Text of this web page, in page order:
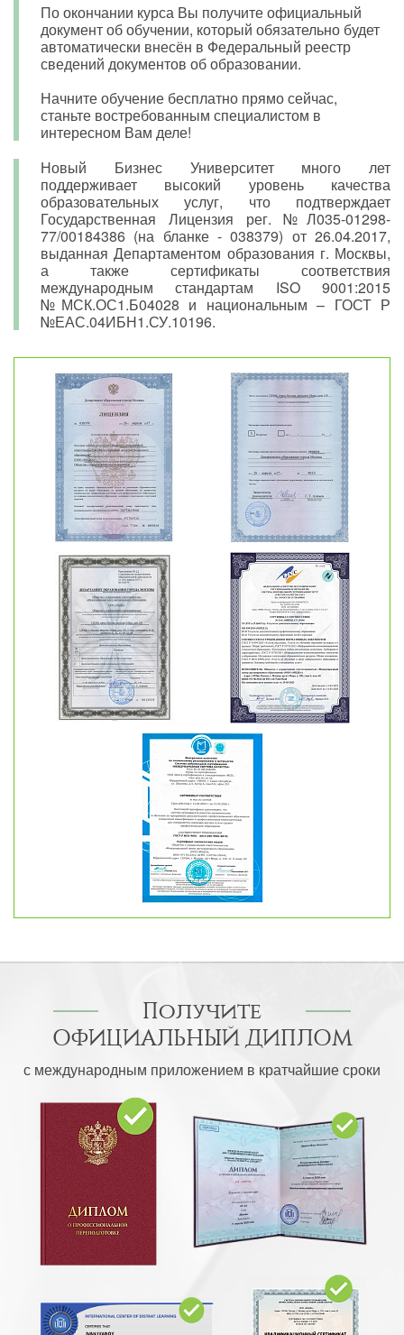
По окончании курса Вы получите официальный
документ об обучении, который обязательно будет
автоматически внесён в Федеральный реестр
сведений документов об образовании.
Начните обучение бесплатно прямо сейчас,
станьте востребованным специалистом в
интересном Вам деле!
Новый Бизнес Университет много лет
поддерживает высокий уровень качества
образовательных услуг, что подтверждает
Государственная Лицензия рег. №Л035-01298-
77/00184386 (на бланке - 038379) от 26.04.2017,
выданная Департаментом образования г. Москвы,
а также сертификаты соответствия
международным стандартам ISO 9001:2015
№МСК.ОС1.Б04028 и национальным – ГОСТ Р
№ЕАС.04ИБН1.СУ.10196.
Получите
ОФИЦИАЛЬНЫЙ ДИПЛОМ
с международным приложением в кратчайшие сроки